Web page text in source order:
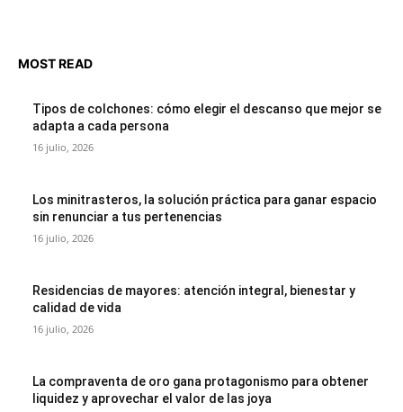
MOST READ
Tipos de colchones: cómo elegir el descanso que mejor se
adapta a cada persona
16 julio, 2026
Los minitrasteros, la solución práctica para ganar espacio
sin renunciar a tus pertenencias
16 julio, 2026
Residencias de mayores: atención integral, bienestar y
calidad de vida
16 julio, 2026
La compraventa de oro gana protagonismo para obtener
liquidez y aprovechar el valor de las joya